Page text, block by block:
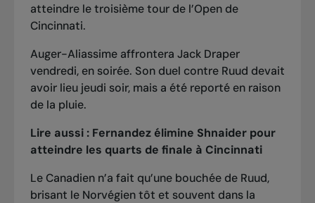
atteindre le troisième tour de l’Open de
Cincinnati.
Auger-Aliassime affrontera Jack Draper
vendredi, en soirée. Son duel contre Ruud devait
avoir lieu jeudi soir, mais a été reporté en raison
de la pluie.
Lire aussi : Fernandez élimine Shnaider pour
atteindre les quarts de finale à Cincinnati
Le Canadien n’a fait qu’une bouchée de Ruud,
brisant le Norvégien tôt et souvent dans la